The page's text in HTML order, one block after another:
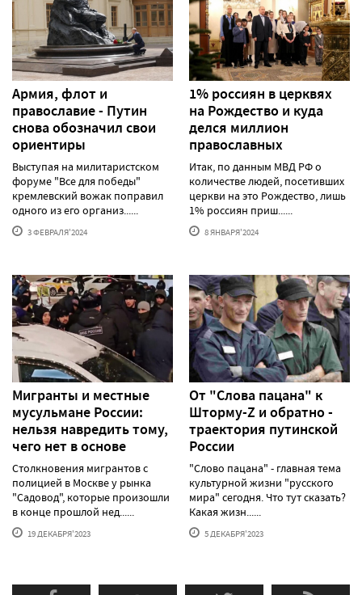
Армия, флот и
православие - Путин
снова обозначил свои
ориентиры
Выступая на милитаристском
форуме "Все для победы"
кремлевский вожак поправил
одного из его организ......
3 ФЕВРАЛЯ'2024
1% россиян в церквях
на Рождество и куда
делся миллион
православных
Итак, по данным МВД РФ о
количестве людей, посетивших
церкви на это Рождество, лишь
1% россиян приш......
8 ЯНВАРЯ'2024
Мигранты и местные
мусульмане России:
нельзя навредить тому,
чего нет в основе
Столкновения мигрантов с
полицией в Москве у рынка
"Садовод", которые произошли
в конце прошлой нед......
19 ДЕКАБРЯ'2023
От "Слова пацана" к
Шторму-Z и обратно -
траектория путинской
России
"Слово пацана" - главная тема
культурной жизни "русского
мира" сегодня. Что тут сказать?
Какая жизн......
5 ДЕКАБРЯ'2023